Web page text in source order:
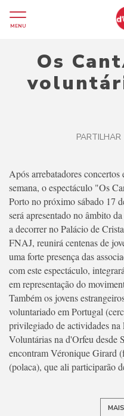
MENU
Os
PARTILHAR
Após arrebatadores
semana, o espectáculo "Os
Porto no próximo sábado 17
será apresentado no âmbito
a decorrer no Palácio de
FNAJ, reunirá centenas de
uma forte presença das
com este espectáculo,
em representação do
Também os jovens
voluntariado em Portugal
privilegiado de actividades na
Voluntárias na d'Orfeu desde
encontram Véronique Girard
(polaca), que ali participarão